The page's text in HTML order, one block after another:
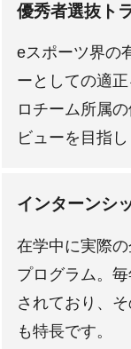
優秀者選抜ト
eスポーツ界の
ーとしての適
ロチーム所属
ビューを目指し
インターンシ
在学中に実際
プログラム。
されており、
も特長です。